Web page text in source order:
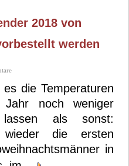
2018 von
werden
die Temperaturen
noch weniger
lassen als sonst:
die ersten
in